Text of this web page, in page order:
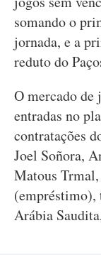
somando o
jornada, e a
reduto do
O mercado
entradas no
contratações
Joel Soñora,
Matous
(empréstimo),
Arábia